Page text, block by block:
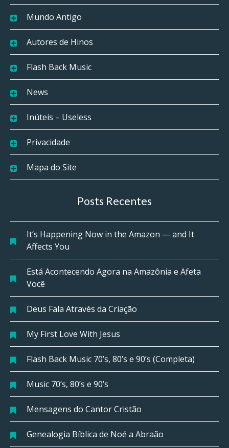
Mundo Antigo
Autores de Hinos
Flash Back Music
News
Inúteis – Useless
Privacidade
Mapa do Site
Posts Recentes
It’s Happening Now in the Amazon — and It
Affects You
Está Acontecendo Agora na Amazônia e Afeta
Você
Deus Fala Através da Criação
My First Love With Jesus
Flash Back Music 70’s, 80’s e 90’s (Completa)
Music 70’s, 80’s e 90’s
Mensagens do Cantor Cristão
Genealogia Bíblica de Noé a Abraão